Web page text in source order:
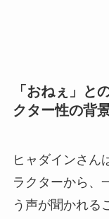
「おねぇ」と
クター性の背
ヒャダインさん
ラクターから、
う声が聞かれる